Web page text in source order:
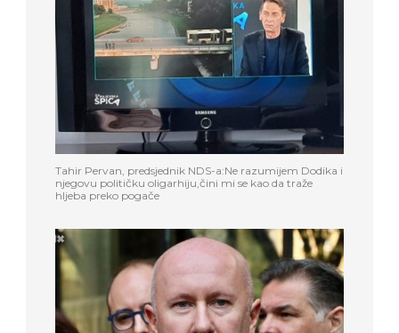
Tahir Pervan, predsjednik NDS-a:Ne razumijem Dodika i
njegovu političku oligarhiju,čini mi se kao da traže
hljeba preko pogače